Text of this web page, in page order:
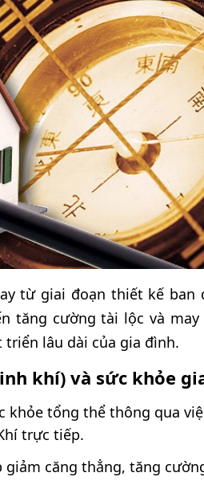
từ giai đoạn thiết kế
tăng cường tài lộc và
lâu dài của gia đình.
khí) và sức khỏe
khỏe tổng thể thông qua
trực tiếp.
căng thẳng, tăng